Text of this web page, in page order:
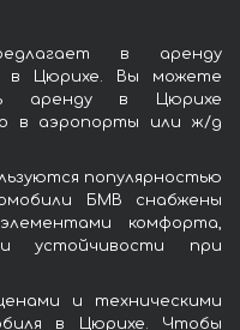
в аренду
в Цюрихе. Вы можете
аренду в Цюрихе
в аэропорты или ж/д
популярностью
БМВ снабжены
комфорта,
устойчивости при
и техническими
в Цюрихе. Чтобы